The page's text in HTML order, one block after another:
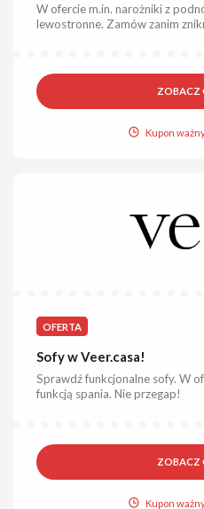
W ofercie m.in. narożniki z
lewostronne. Zamów zanim
ZOBACZ
Kupon
OFERTA
Sofy w Veer.casa!
Sprawdź funkcjonalne sofy. W
funkcją spania. Nie przegap!
ZOBACZ
Kupon